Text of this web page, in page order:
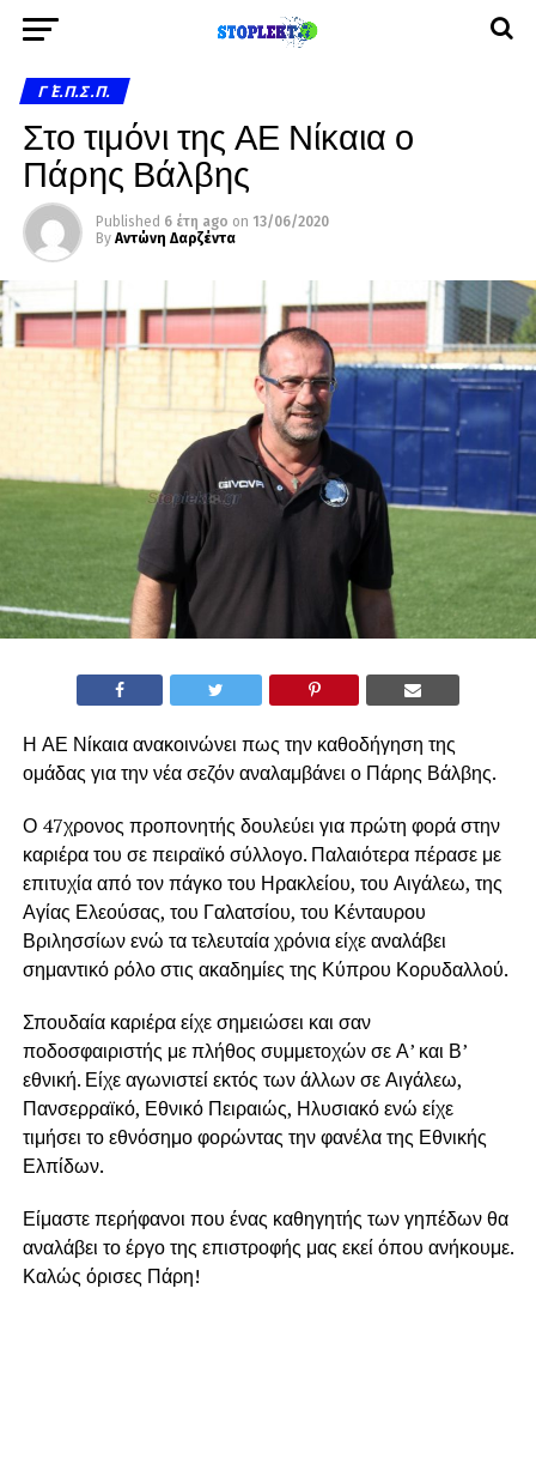
Γ΄ Ε.Π.Σ.Π.
Στο τιμόνι της ΑΕ Νίκαια ο
Πάρης Βάλβης
Published 6 έτη ago on 13/06/2020
By Αντώνη Δαρζέντα
Η ΑΕ Νίκαια ανακοινώνει πως την καθοδήγηση της
ομάδας για την νέα σεζόν αναλαμβάνει ο Πάρης Βάλβης.
Ο 47χρονος προπονητής δουλεύει για πρώτη φορά στην
καριέρα του σε πειραϊκό σύλλογο. Παλαιότερα πέρασε με
επιτυχία από τον πάγκο του Ηρακλείου, του Αιγάλεω, της
Αγίας Ελεούσας, του Γαλατσίου, του Κένταυρου
Βριλησσίων ενώ τα τελευταία χρόνια είχε αναλάβει
σημαντικό ρόλο στις ακαδημίες της Κύπρου Κορυδαλλού.
Σπουδαία καριέρα είχε σημειώσει και σαν
ποδοσφαιριστής με πλήθος συμμετοχών σε Α’ και Β’
εθνική. Είχε αγωνιστεί εκτός των άλλων σε Αιγάλεω,
Πανσερραϊκό, Εθνικό Πειραιώς, Ηλυσιακό ενώ είχε
τιμήσει το εθνόσημο φορώντας την φανέλα της Εθνικής
Ελπίδων.
Είμαστε περήφανοι που ένας καθηγητής των γηπέδων θα
αναλάβει το έργο της επιστροφής μας εκεί όπου ανήκουμε.
Καλώς όρισες Πάρη!